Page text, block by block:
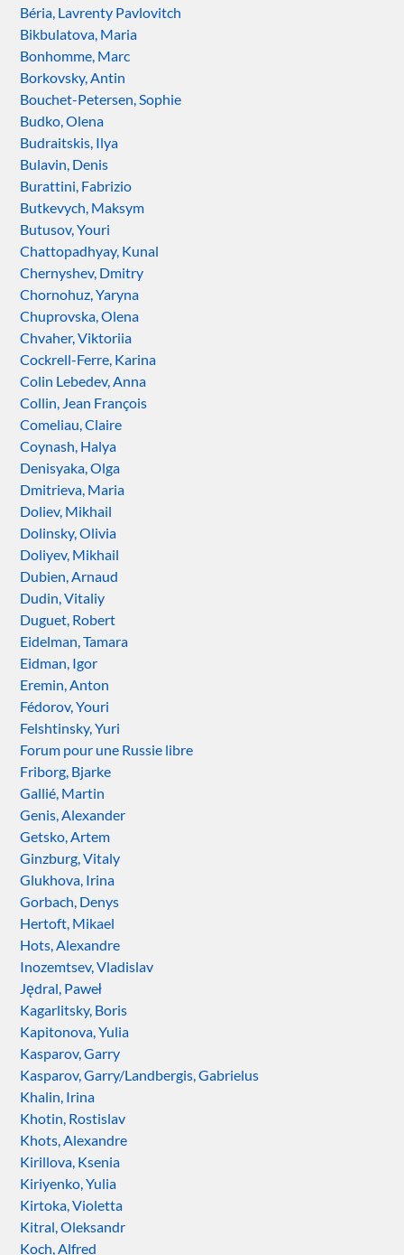
Béria, Lavrenty Pavlovitch
Bikbulatova, Maria
Bonhomme, Marc
Borkovsky, Antin
Bouchet-Petersen, Sophie
Budko, Olena
Budraitskis, Ilya
Bulavin, Denis
Burattini, Fabrizio
Butkevych, Maksym
Butusov, Youri
Chattopadhyay, Kunal
Chernyshev, Dmitry
Chornohuz, Yaryna
Chuprovska, Olena
Chvaher, Viktoriia
Cockrell-Ferre, Karina
Colin Lebedev, Anna
Collin, Jean François
Comeliau, Claire
Coynash, Halya
Denisyaka, Olga
Dmitrieva, Maria
Doliev, Mikhail
Dolinsky, Olivia
Doliyev, Mikhail
Dubien, Arnaud
Dudin, Vitaliy
Duguet, Robert
Eidelman, Tamara
Eidman, Igor
Eremin, Anton
Fédorov, Youri
Felshtinsky, Yuri
Forum pour une Russie libre
Friborg, Bjarke
Gallié, Martin
Genis, Alexander
Getsko, Artem
Ginzburg, Vitaly
Glukhova, Irina
Gorbach, Denys
Hertoft, Mikael
Hots, Alexandre
Inozemtsev, Vladislav
Jędral, Paweł
Kagarlitsky, Boris
Kapitonova, Yulia
Kasparov, Garry
Kasparov, Garry/Landbergis, Gabrielus
Khalin, Irina
Khotin, Rostislav
Khots, Alexandre
Kirillova, Ksenia
Kiriyenko, Yulia
Kirtoka, Violetta
Kitral, Oleksandr
Koch, Alfred